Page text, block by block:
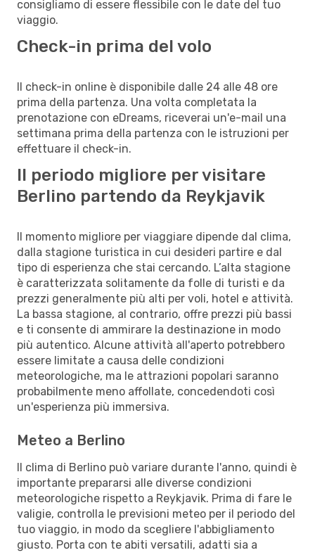
consigliamo di essere flessibile con le date del tuo
viaggio.
Check-in prima del volo
Il check-in online è disponibile dalle 24 alle 48 ore
prima della partenza. Una volta completata la
prenotazione con eDreams, riceverai un'e-mail una
settimana prima della partenza con le istruzioni per
effettuare il check-in.
Il periodo migliore per visitare
Berlino partendo da Reykjavik
Il momento migliore per viaggiare dipende dal clima,
dalla stagione turistica in cui desideri partire e dal
tipo di esperienza che stai cercando. L’alta stagione
è caratterizzata solitamente da folle di turisti e da
prezzi generalmente più alti per voli, hotel e attività.
La bassa stagione, al contrario, offre prezzi più bassi
e ti consente di ammirare la destinazione in modo
più autentico. Alcune attività all'aperto potrebbero
essere limitate a causa delle condizioni
meteorologiche, ma le attrazioni popolari saranno
probabilmente meno affollate, concedendoti così
un'esperienza più immersiva.
Meteo a Berlino
Il clima di Berlino può variare durante l'anno, quindi è
importante prepararsi alle diverse condizioni
meteorologiche rispetto a Reykjavik. Prima di fare le
valigie, controlla le previsioni meteo per il periodo del
tuo viaggio, in modo da scegliere l'abbigliamento
giusto. Porta con te abiti versatili, adatti sia a